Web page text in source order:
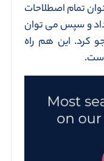
تمام اصطلاحات
و سپس می توان
کرد. این هم راه